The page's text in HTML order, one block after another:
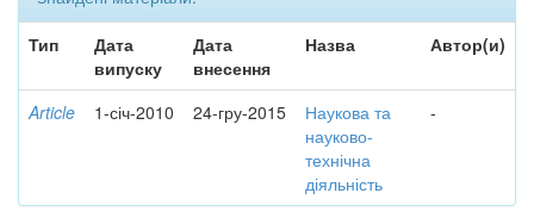
Тип
Дата
випуску
Дата
внесення
Назва Автор(и)
Article 1-січ-2010 24-гру-2015
Наукова та
науково-
технічна
діяльність
-